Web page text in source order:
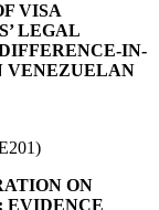
VISA
LEGAL
IN-
VENEZUELAN
ON
EVIDENCE